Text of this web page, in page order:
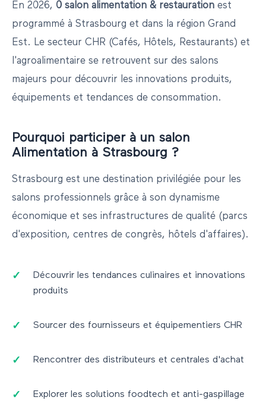
En 2026, 0 salon alimentation & restauration est
programmé à Strasbourg et dans la région Grand
Est. Le secteur CHR (Cafés, Hôtels, Restaurants) et
l'agroalimentaire se retrouvent sur des salons
majeurs pour découvrir les innovations produits,
équipements et tendances de consommation.
Pourquoi participer à un salon
Alimentation à Strasbourg ?
Strasbourg est une destination privilégiée pour les
salons professionnels grâce à son dynamisme
économique et ses infrastructures de qualité (parcs
d'exposition, centres de congrès, hôtels d'affaires).
Découvrir les tendances culinaires et innovations
produits
Sourcer des fournisseurs et équipementiers CHR
Rencontrer des distributeurs et centrales d'achat
Explorer les solutions foodtech et anti-gaspillage